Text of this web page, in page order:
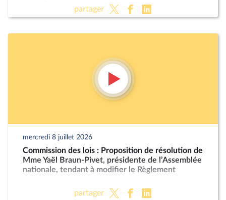
partager
mercredi 8 juillet 2026
Commission des lois : Proposition de résolution de
Mme Yaël Braun-Pivet, présidente de l’Assemblée
nationale, tendant à modifier le Règlement
partager